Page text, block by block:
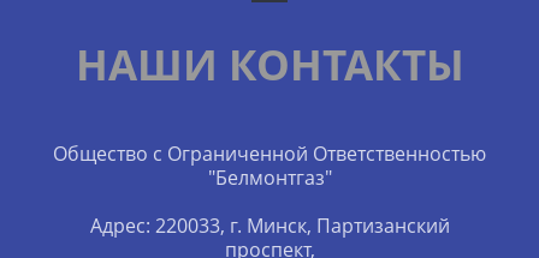
НАШИ КОНТАКТЫ
Общество с Ограниченной Ответственностью
"Белмонтгаз"
Адрес: 220033, г. Минск, Партизанский
проспект,